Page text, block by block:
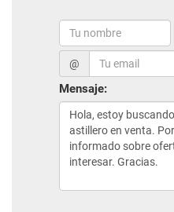
@
Mensaje: